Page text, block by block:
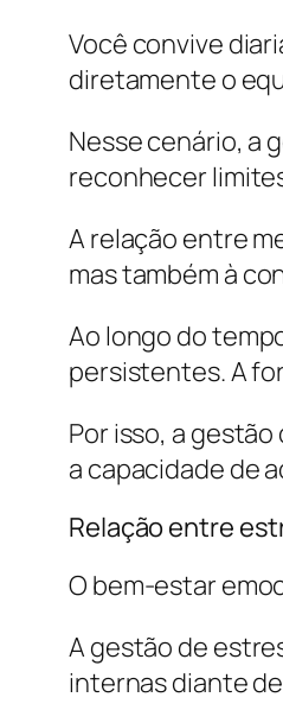
Você convive
diretamente o
Nesse cenário, a
reconhecer
A relação entre
mas também à
Ao longo do
persistentes. A
Por isso, a
a capacidade de
Relação entre
O bem-estar
A gestão de
internas diante